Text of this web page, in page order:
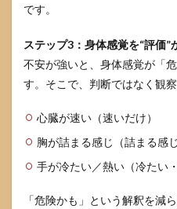
る？
6.5
行動
は一
でき
る？
どれ
です。
ステップ3：身体感覚を“評価”
不安が強いと、身体感覚が「
す。そこで、判断ではなく観察
心臓が速い（速いだけ）
胸が詰まる感じ（詰まる感
手が冷たい／熱い（冷たい
「危険かも」という解釈を減